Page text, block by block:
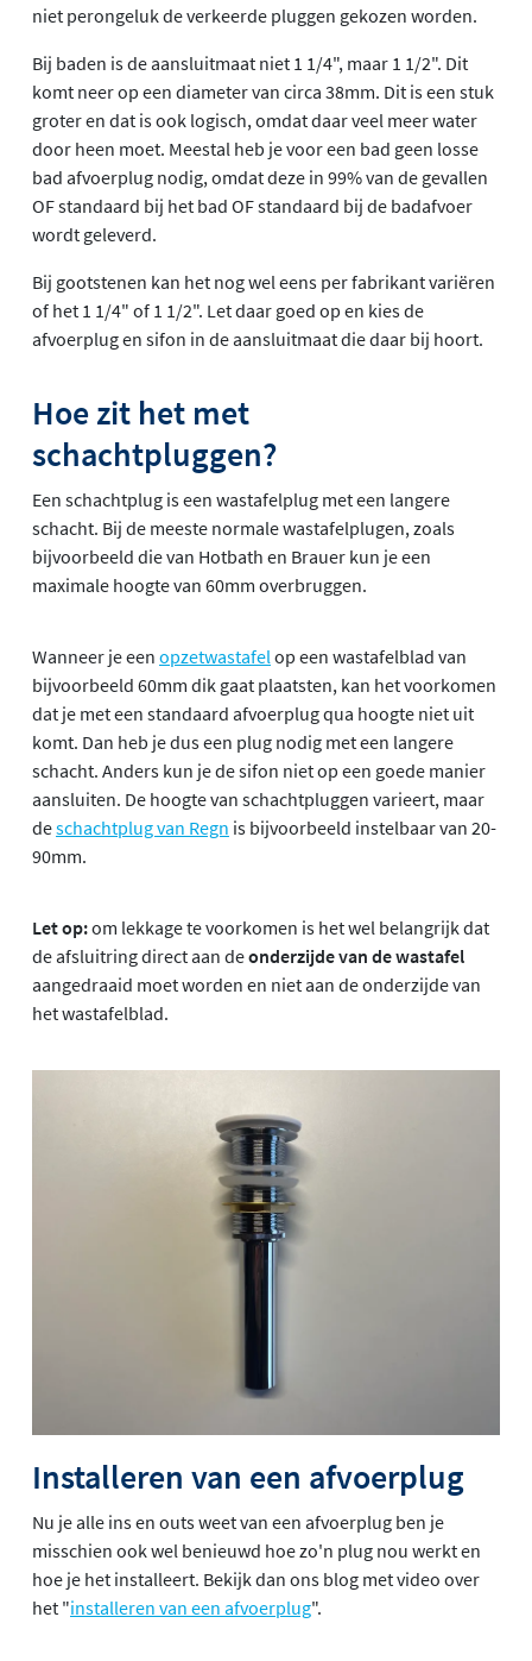
niet perongeluk de verkeerde pluggen gekozen worden.
Bij baden is de aansluitmaat niet 1 1/4", maar 1 1/2". Dit
komt neer op een diameter van circa 38mm. Dit is een stuk
groter en dat is ook logisch, omdat daar veel meer water
door heen moet. Meestal heb je voor een bad geen losse
bad afvoerplug nodig, omdat deze in 99% van de gevallen
OF standaard bij het bad OF standaard bij de badafvoer
wordt geleverd.
Bij gootstenen kan het nog wel eens per fabrikant variëren
of het 1 1/4" of 1 1/2". Let daar goed op en kies de
afvoerplug en sifon in de aansluitmaat die daar bij hoort.
Hoe zit het met
schachtpluggen?
Een schachtplug is een wastafelplug met een langere
schacht. Bij de meeste normale wastafelplugen, zoals
bijvoorbeeld die van Hotbath en Brauer kun je een
maximale hoogte van 60mm overbruggen.
Wanneer je een opzetwastafel op een wastafelblad van
bijvoorbeeld 60mm dik gaat plaatsten, kan het voorkomen
dat je met een standaard afvoerplug qua hoogte niet uit
komt. Dan heb je dus een plug nodig met een langere
schacht. Anders kun je de sifon niet op een goede manier
aansluiten. De hoogte van schachtpluggen varieert, maar
deschachtplug van Regn is bijvoorbeeld instelbaar van 20-
90mm.
Let op:om lekkage te voorkomen is het wel belangrijk dat
de afsluitring direct aan deonderzijde van de wastafel
aangedraaid moet worden en niet aan de onderzijde van
het wastafelblad.
Installeren van een afvoerplug
Nu je alle ins en outs weet van een afvoerplug ben je
misschien ook wel benieuwd hoe zo'n plug nou werkt en
hoe je het installeert. Bekijk dan ons blog met video over
het "installeren van een afvoerplug".